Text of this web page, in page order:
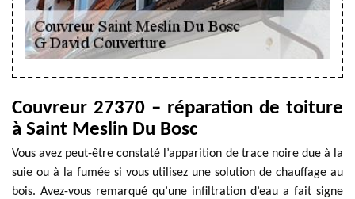
Couvreur 27370 – réparation de toiture
à Saint Meslin Du Bosc
Vous avez peut-être constaté l’apparition de trace noire due à la
suie ou à la fumée si vous utilisez une solution de chauffage au
bois. Avez-vous remarqué qu’une infiltration d’eau a fait signe